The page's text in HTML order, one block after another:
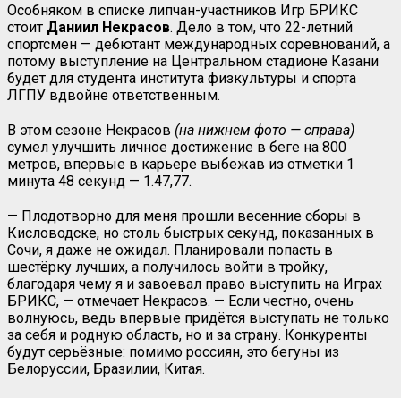
Особняком в списке липчан-участников Игр БРИКС
стоит Даниил Некрасов. Дело в том, что 22-летний
спортсмен — дебютант международных соревнований, а
потому выступление на Центральном стадионе Казани
будет для студента института физкультуры и спорта
ЛГПУ вдвойне ответственным.
В этом сезоне Некрасов (на нижнем фото — справа)
сумел улучшить личное достижение в беге на 800
метров, впервые в карьере выбежав из отметки 1
минута 48 секунд — 1.47,77.
— Плодотворно для меня прошли весенние сборы в
Кисловодске, но столь быстрых секунд, показанных в
Сочи, я даже не ожидал. Планировали попасть в
шестёрку лучших, а получилось войти в тройку,
благодаря чему я и завоевал право выступить на Играх
БРИКС, — отмечает Некрасов. — Если честно, очень
волнуюсь, ведь впервые придётся выступать не только
за себя и родную область, но и за страну. Конкуренты
будут серьёзные: помимо россиян, это бегуны из
Белоруссии, Бразилии, Китая.